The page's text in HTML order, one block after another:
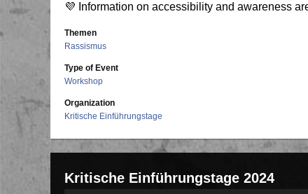
💜 Information on accessibility and awareness
Themen
Rassismus
Type of Event
Workshop
Organization
Kritische Einführungstage
Kritische Einführungstage 2024